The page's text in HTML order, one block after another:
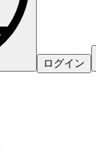
ログイン